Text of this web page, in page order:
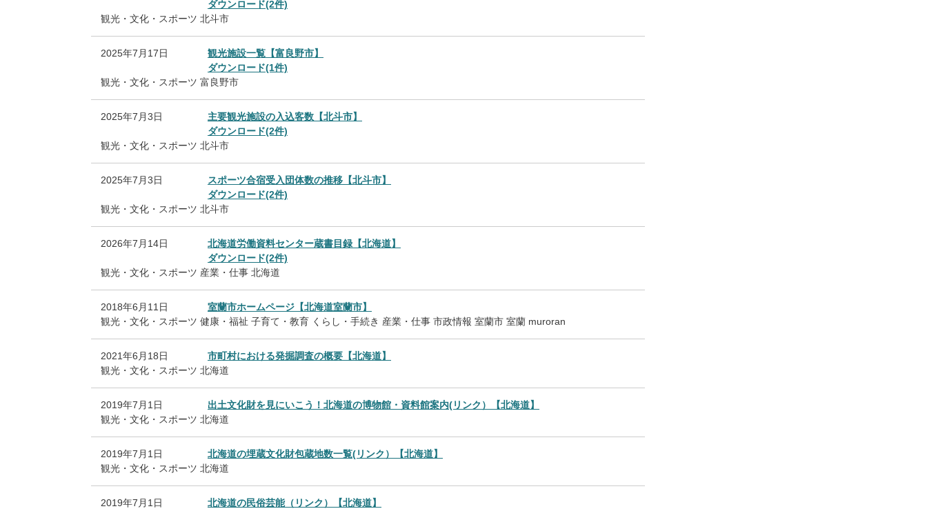
ダウンロード(2件)
観光・文化・スポーツ 北斗市
2025年7月17日
観光施設一覧【富良野市】
ダウンロード(1件)
観光・文化・スポーツ 富良野市
2025年7月3日
主要観光施設の入込客数【北斗市】
ダウンロード(2件)
観光・文化・スポーツ 北斗市
2025年7月3日
スポーツ合宿受入団体数の推移【北斗市】
ダウンロード(2件)
観光・文化・スポーツ 北斗市
2026年7月14日
北海道労働資料センター蔵書目録【北海道】
ダウンロード(2件)
観光・文化・スポーツ 産業・仕事 北海道
2018年6月11日
室蘭市ホームページ【北海道室蘭市】
観光・文化・スポーツ 健康・福祉 子育て・教育 くらし・手続き 産業・仕事 市政情報 室蘭市 室蘭 muroran
2021年6月18日
市町村における発掘調査の概要【北海道】
観光・文化・スポーツ 北海道
2019年7月1日
出土文化財を見にいこう！北海道の博物館・資料館案内(リンク）【北海道】
観光・文化・スポーツ 北海道
2019年7月1日
北海道の埋蔵文化財包蔵地数一覧(リンク）【北海道】
観光・文化・スポーツ 北海道
2019年7月1日
北海道の民俗芸能（リンク）【北海道】